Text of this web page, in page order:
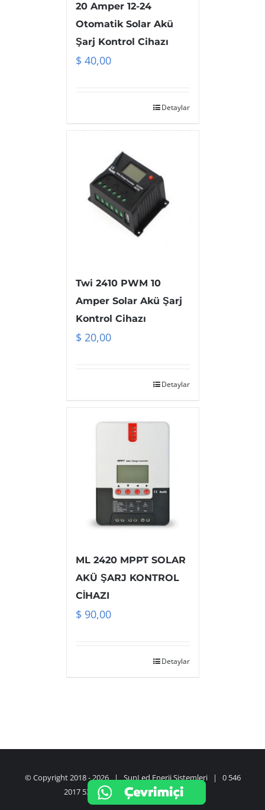
20 Amper 12-24
Otomatik Solar Akü
Şarj Kontrol Cihazı
$40,00
Detaylar
Twi 2410 PWM 10
Amper Solar Akü Şarj
Kontrol Cihazı
$20,00
Detaylar
ML 2420 MPPT SOLAR
AKÜ ŞARJ KONTROL
CİHAZI
$90,00
Detaylar
© Copyright 2018 -2026 | SunLed Enerji Sistemleri | 0 546
2017 533 | hakkiertem@hotmail.com